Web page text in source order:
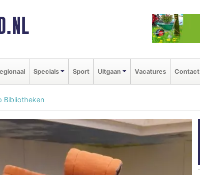
Specials Sport Uitgaan Vacatures Contact
Bibliotheken